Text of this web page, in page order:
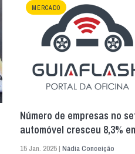
MERCADO
Número de empresas no
automóvel cresceu 8,3%
15 Jan. 2025 | Nádia Conceição